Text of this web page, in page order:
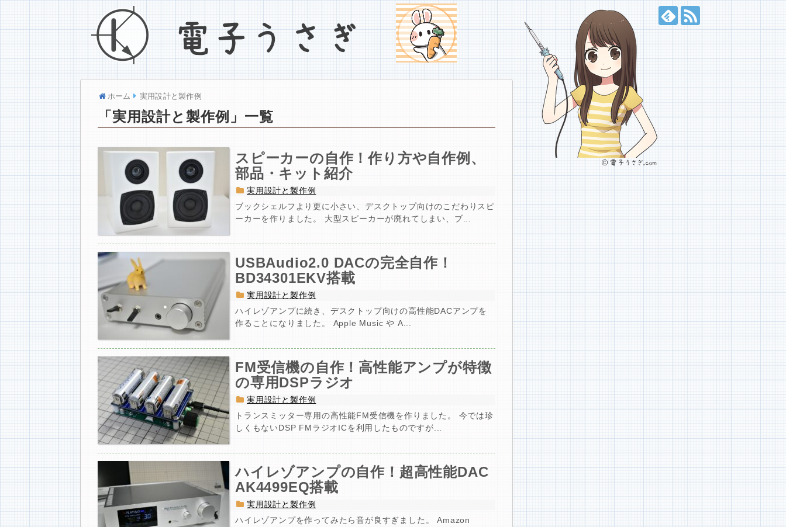
ホーム 実用設計と製作例
「 実用設計と製作例 」 一覧
スピーカーの自作！作り方や自作例、
部品・キット紹介
実用設計と製作例
ブックシェルフより更に小さい、デスクトップ向けのこだわりスピ
ーカーを作りました。 大型スピーカーが廃れてしまい、ブ...
USBAudio2.0 DACの完全自作！
BD34301EKV搭載
実用設計と製作例
ハイレゾアンプに続き、デスクトップ向けの高性能DACアンプを
作ることになりました。 Apple Music や A...
FM受信機の自作！高性能アンプが特徴
の専用DSPラジオ
実用設計と製作例
トランスミッター専用の高性能FM受信機を作りました。 今では珍
しくもないDSP FMラジオICを利用したものですが...
ハイレゾアンプの自作！超高性能DAC
AK4499EQ搭載
実用設計と製作例
ハイレゾアンプを作ってみたら音が良すぎました。 Amazon